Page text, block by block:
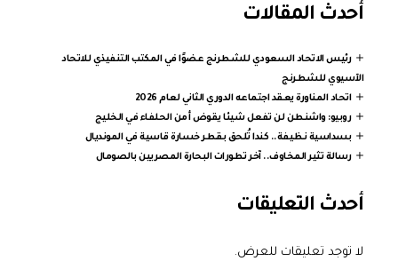
أحدث المقالات
رئيس الاتحاد السعودي للشطرنج عضوًا في المكتب التنفيذي للاتحاد
الآسيوي للشطرنج
اتحاد المناورة يعقد اجتماعه الدوري الثاني لعام 2026
روبيو: واشنطن لن تفعل شيئا يقوض أمن الحلفاء في الخليج
بسداسية نظيفة.. كندا تُلحق بقطر خسارة قاسية في المونديال
رسالة تثير المخاوف.. آخر تطورات البحارة المصريين بالصومال
أحدث التعليقات
لا توجد تعليقات للعرض.